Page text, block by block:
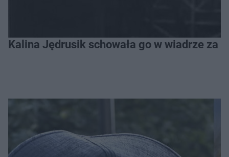
Kalina Jędrusik schowała go w wiadrze za